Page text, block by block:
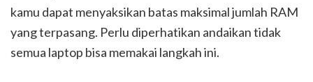
kamu dapat menyaksikan batas maksimal jumlah RAM
yang terpasang. Perlu diperhatikan andaikan tidak
semua laptop bisa memakai langkah ini.